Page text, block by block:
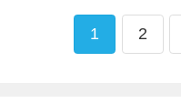
外，吃早餐
1 2